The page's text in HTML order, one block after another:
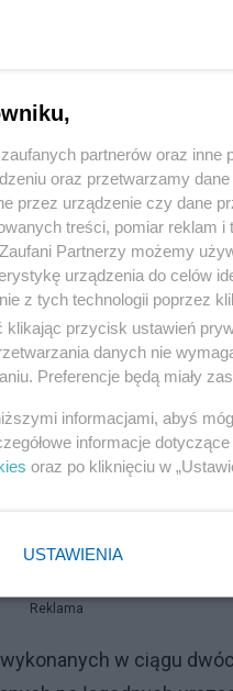
Reklama
w ciągu
partnerów oraz
oraz przetwarzamy
przez urządzenie czy dane
treści, pomiar reklam i
Partnerzy możemy
urządzenia do celów
z tych technologii poprzez
klikając przycisk ustawień
danych nie
Preferencje będą miały
informacjami, abyś
informacje
oraz po kliknięciu w
USTAWIENIA